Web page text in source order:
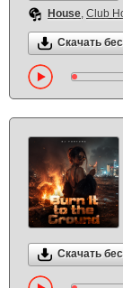
House, Club
Скачать
Скачать